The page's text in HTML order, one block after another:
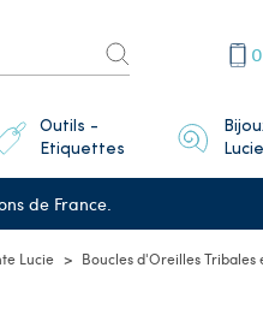
Outils -
Etiquettes
de France.
Lucie Boucles d'Oreilles Tribales